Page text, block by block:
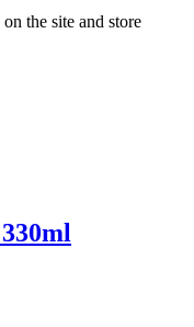
the site and store